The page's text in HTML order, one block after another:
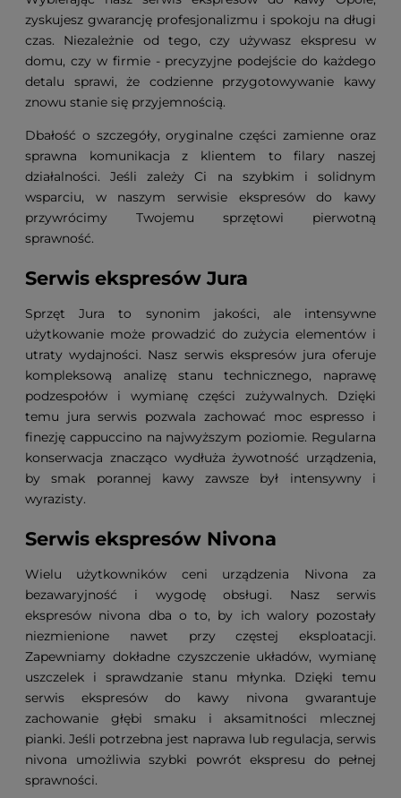
zyskujesz gwarancję profesjonalizmu i spokoju na długi
czas. Niezależnie od tego, czy używasz ekspresu w
domu, czy w firmie - precyzyjne podejście do każdego
detalu sprawi, że codzienne przygotowywanie kawy
znowu stanie się przyjemnością.
Dbałość o szczegóły, oryginalne części zamienne oraz
sprawna komunikacja z klientem to filary naszej
działalności. Jeśli zależy Ci na szybkim i solidnym
wsparciu, w naszym serwisie ekspresów do kawy
przywrócimy Twojemu sprzętowi pierwotną
sprawność.
Serwis ekspresów Jura
Sprzęt Jura to synonim jakości, ale intensywne
użytkowanie może prowadzić do zużycia elementów i
utraty wydajności. Nasz serwis ekspresów jura oferuje
kompleksową analizę stanu technicznego, naprawę
podzespołów i wymianę części zużywalnych. Dzięki
temu jura serwis pozwala zachować moc espresso i
finezję cappuccino na najwyższym poziomie. Regularna
konserwacja znacząco wydłuża żywotność urządzenia,
by smak porannej kawy zawsze był intensywny i
wyrazisty.
Serwis ekspresów Nivona
Wielu użytkowników ceni urządzenia Nivona za
bezawaryjność i wygodę obsługi. Nasz serwis
ekspresów nivona dba o to, by ich walory pozostały
niezmienione nawet przy częstej eksploatacji.
Zapewniamy dokładne czyszczenie układów, wymianę
uszczelek i sprawdzanie stanu młynka. Dzięki temu
serwis ekspresów do kawy nivona gwarantuje
zachowanie głębi smaku i aksamitności mlecznej
pianki. Jeśli potrzebna jest naprawa lub regulacja, serwis
nivona umożliwia szybki powrót ekspresu do pełnej
sprawności.